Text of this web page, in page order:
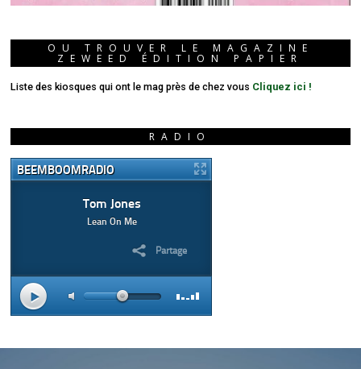
OU TROUVER LE MAGAZINE
ZEWEED ÉDITION PAPIER
Liste des kiosques qui ont le mag près de chez vous Cliquez ici !
RADIO